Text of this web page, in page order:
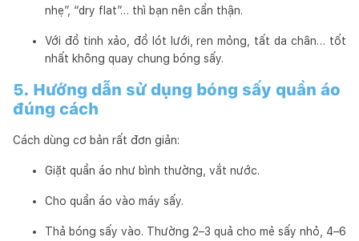
nhẹ”, “dry flat”… thì bạn nên cẩn thận.
Với đồ tinh xảo, đồ lót lưới, ren mỏng, tất da chân… tốt
nhất không quay chung bóng sấy.
5. Hướng dẫn sử dụng bóng sấy quần áo
đúng cách
Cách dùng cơ bản rất đơn giản:
Giặt quần áo như bình thường, vắt nước.
Cho quần áo vào máy sấy.
Thả bóng sấy vào. Thường 2–3 quả cho mẻ sấy nhỏ, 4–6